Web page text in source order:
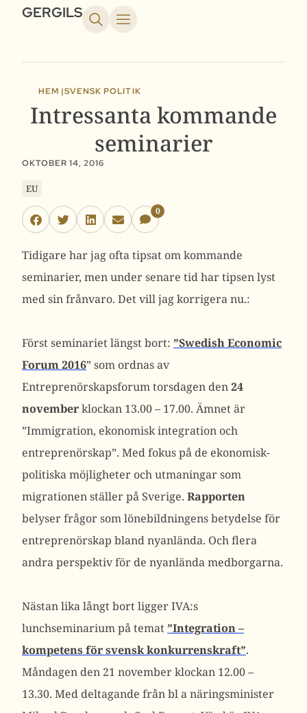
GERGILS
HEM |SVENSK POLITIK
Intressanta kommande
seminarier
OKTOBER 14, 2016
EU
0
Tidigare har jag ofta tipsat om kommande
seminarier, men under senare tid har tipsen lyst
med sin frånvaro. Det vill jag korrigera nu.:
Först seminariet längst bort: ”Swedish Economic
Forum 2016” som ordnas av
Entreprenörskapsforum torsdagen den24
novemberklockan 13.00 – 17.00. Ämnet är
”Immigration, ekonomisk integration och
entreprenörskap”. Med fokus på de ekonomisk-
politiska möjligheter och utmaningar som
migrationen ställer på Sverige. Rapporten
belyser frågor som lönebildningens betydelse för
entreprenörskap bland nyanlända. Och flera
andra perspektiv för de nyanlända medborgarna.
Nästan lika långt bort ligger IVA:s
lunchseminarium på temat ”Integration –
kompetens för svensk konkurrenskraft”.
Måndagen den 21 november klockan 12.00 –
13.30. Med deltagande från bl a näringsminister